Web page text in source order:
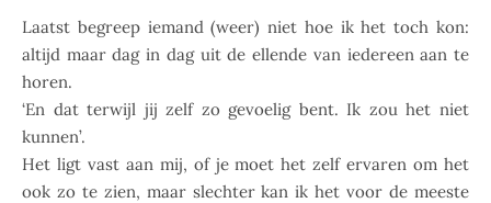
Laatst begreep iemand (weer) niet hoe ik het toch kon:
altijd maar dag in dag uit de ellende van iedereen aan te
horen.
‘En dat terwijl jij zelf zo gevoelig bent. Ik zou het niet
kunnen’.
Het ligt vast aan mij, of je moet het zelf ervaren om het
ook zo te zien, maar slechter kan ik het voor de meeste